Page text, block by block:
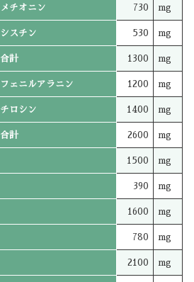
メチオニン 730 mg
シスチン 530 mg
合計 1300 mg
フェニルアラニン 1200 mg
チロシン 1400 mg
合計 2600 mg
1500 mg
390 mg
1600 mg
780 mg
2100 mg